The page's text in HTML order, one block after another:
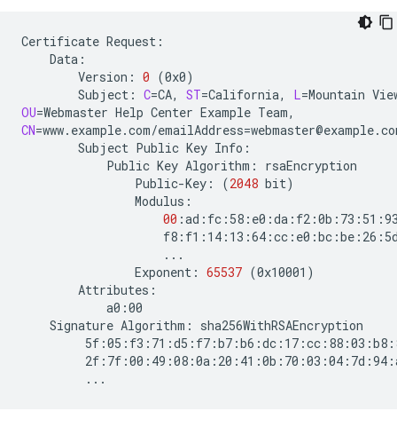
Certificate
Version: 0 (0x0)
Subject: C=CA, ST=California, L=Mountain
OU=Webmaster Help Center Example
CN=www.example.com/emailAddress=
Subject Public Key
Public Key Algorithm:
Public-Key:
(2048 bit)
00
Exponent: 65537 (0x10001 )
Signature Algorithm: